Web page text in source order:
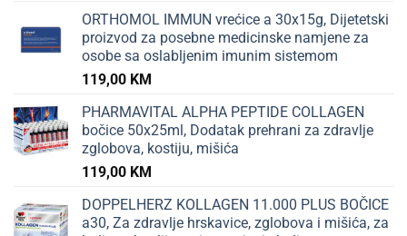
ORTHOMOL IMMUN vrećice a 30x15g, Dijetetski
proizvod za posebne medicinske namjene za
osobe sa oslabljenim imunim sistemom
119,00 KM
PHARMAVITAL ALPHA PEPTIDE COLLAGEN
bočice 50x25ml, Dodatak prehrani za zdravlje
zglobova, kostiju, mišića
119,00 KM
DOPPELHERZ KOLLAGEN 11.000 PLUS BOČICE
a30, Za zdravlje hrskavice, zglobova i mišića, za